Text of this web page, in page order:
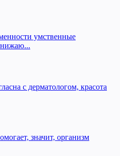
умственные
с дерматологом, красота
значит, организм